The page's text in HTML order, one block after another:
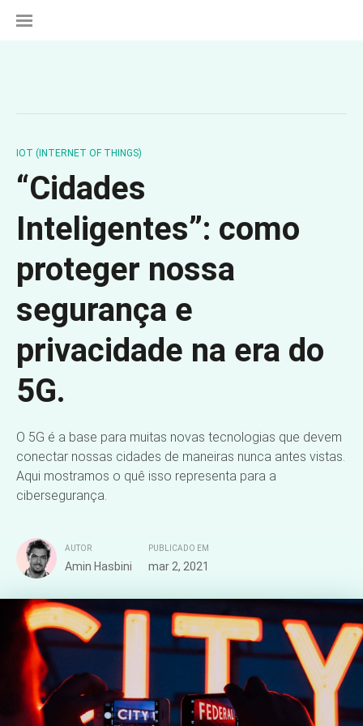
IOT (INTERNET OF THINGS)
“Cidades
Inteligentes”: como
proteger nossa
segurança e
privacidade na era do
5G.
O 5G é a base para muitas novas tecnologias que devem
conectar nossas cidades de maneiras nunca antes vistas.
Aqui mostramos o quê isso representa para a
cibersegurança.
AUTOR
Amin Hasbini
PUBLICADO EM
mar 2, 2021